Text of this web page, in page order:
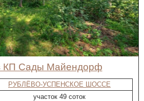
в КП Сады Майендорф
РУБЛЁВО-УСПЕНСКОЕ ШОССЕ
участок 49 соток